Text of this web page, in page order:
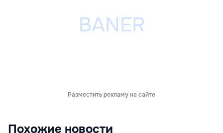
Разместить рекламу на сайте
Похожие новости